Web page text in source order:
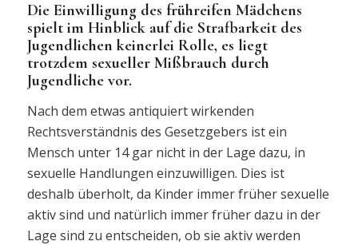
Die Einwilligung des frühreifen Mädchens
spielt im Hinblick auf die Strafbarkeit des
Jugendlichen keinerlei Rolle, es liegt
trotzdem sexueller Mißbrauch durch
Jugendliche vor.
Nach dem etwas antiquiert wirkenden
Rechtsverständnis des Gesetzgebers ist ein
Mensch unter 14 gar nicht in der Lage dazu, in
sexuelle Handlungen einzuwilligen. Dies ist
deshalb überholt, da Kinder immer früher sexuelle
aktiv sind und natürlich immer früher dazu in der
Lage sind zu entscheiden, ob sie aktiv werden